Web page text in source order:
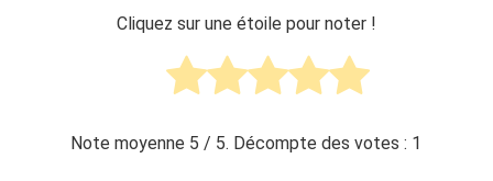
Cliquez sur une étoile pour noter !
Note moyenne 5 / 5. Décompte des votes : 1